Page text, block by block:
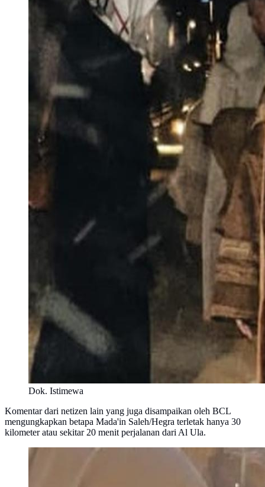
Dok. Istimewa
Komentar dari netizen lain yang juga disampaikan oleh BCL
mengungkapkan betapa Mada'in Saleh/Hegra terletak hanya 30
kilometer atau sekitar 20 menit perjalanan dari Al Ula.